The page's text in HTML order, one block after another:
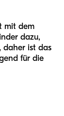
mit dem
dazu,
daher ist das
für die